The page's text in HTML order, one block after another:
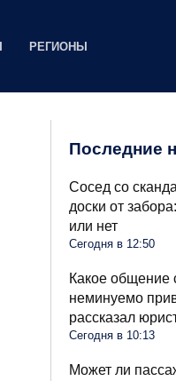
РЕГИОНЫ
Последние
Сосед со
доски от
или нет
Сегодня в 12:50
Какое общение
неминуемо
рассказал
Сегодня в 10:13
Может ли